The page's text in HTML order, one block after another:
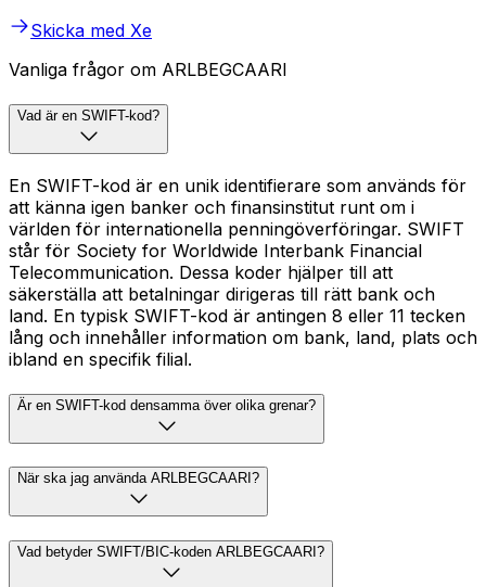
Skicka med Xe
Vanliga frågor om ARLBEGCAARI
Vad är en SWIFT-kod?
En SWIFT-kod är en unik identifierare som används för
att känna igen banker och finansinstitut runt om i
världen för internationella penningöverföringar. SWIFT
står för Society for Worldwide Interbank Financial
Telecommunication. Dessa koder hjälper till att
säkerställa att betalningar dirigeras till rätt bank och
land. En typisk SWIFT-kod är antingen 8 eller 11 tecken
lång och innehåller information om bank, land, plats och
ibland en specifik filial.
Är en SWIFT-kod densamma över olika grenar?
När ska jag använda ARLBEGCAARI?
Vad betyder SWIFT/BIC-koden ARLBEGCAARI?